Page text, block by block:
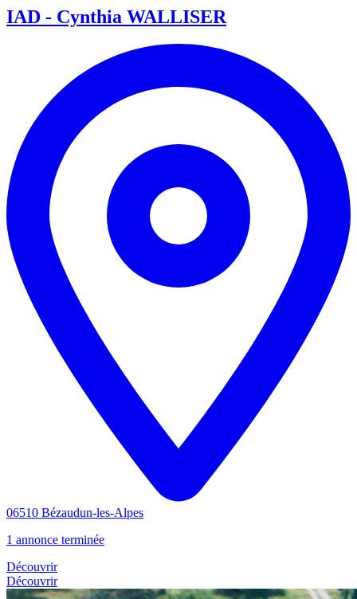
IAD - Cynthia WALLISER
06510 Bézaudun-les-Alpes
1 annonce terminée
Découvrir
Découvrir